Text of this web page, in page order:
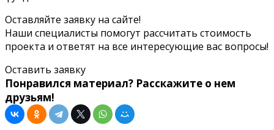
Оставляйте заявку на сайте!
Наши специалисты помогут рассчитать стоимость
проекта и ответят на все интересующие вас вопросы!
Оставить заявку
Понравился материал? Расскажите о нем
друзьям!